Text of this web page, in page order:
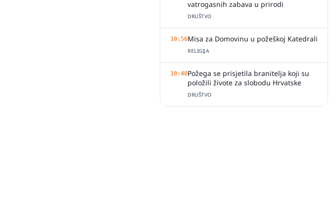
vatrogasnih zabava u prirodi
DRUŠTVO
10:56Misa za Domovinu u požeškoj Katedrali
RELIGIJA
10:40Požega se prisjetila branitelja koji su
položili živote za slobodu Hrvatske
DRUŠTVO